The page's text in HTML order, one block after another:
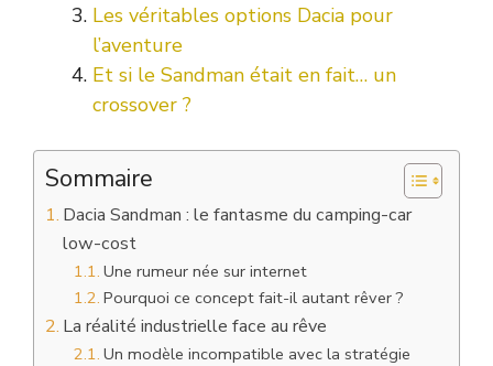
Les véritables options Dacia pour
l’aventure
Et si le Sandman était en fait… un
crossover ?
Sommaire
Dacia Sandman : le fantasme du camping-car
low-cost
Une rumeur née sur internet
Pourquoi ce concept fait-il autant rêver ?
La réalité industrielle face au rêve
Un modèle incompatible avec la stratégie